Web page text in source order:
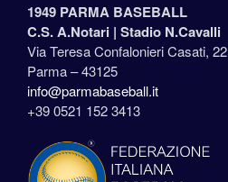
1949 PARMA BASEBALL
C.S. A.Notari | Stadio N.Cavalli
Via Teresa Confalonieri Casati, 22
Parma – 43125
info@parmabaseball.it
+39 0521 152 3413